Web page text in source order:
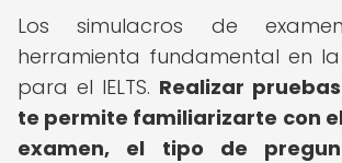
Los simulacros de
herramienta fundamental en
para el IELTS. Realizar
te permite familiarizarte con
examen, el tipo de